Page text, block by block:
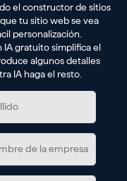
el constructor de sitios
tu sitio web se vea
personalización.
gratuito simplifica el
algunos detalles
IA haga el resto.